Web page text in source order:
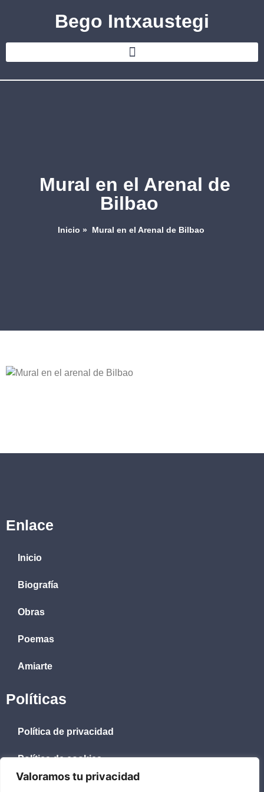
Valoramos tu privacidad
Bego Intxaustegi
Mural en el Arenal de
Bilbao
Inicio » Mural en el Arenal de Bilbao
Enlace
Inicio
Biografía
Obras
Poemas
Amiarte
Políticas
Política de privacidad
Política de cookies